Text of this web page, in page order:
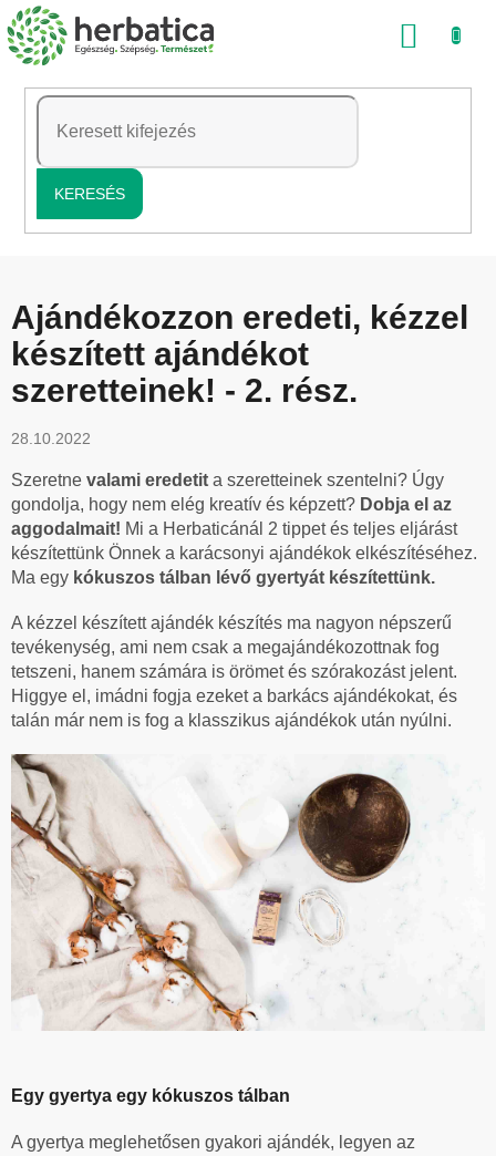
Ugrás
a
tartalomhoz
KERESÉS
Ajándékozzon eredeti, kézzel
készített ajándékot
szeretteinek! - 2. rész.
28.10.2022
Szeretne valami eredetit a szeretteinek szentelni? Úgy
gondolja, hogy nem elég kreatív és képzett? Dobja el az
aggodalmait! Mi a Herbaticánál 2 tippet és teljes eljárást
készítettünk Önnek a karácsonyi ajándékok elkészítéséhez.
Ma egy kókuszos tálban lévő gyertyát készítettünk.
A kézzel készített ajándék készítés ma nagyon népszerű
tevékenység, ami nem csak a megajándékozottnak fog
tetszeni, hanem számára is örömet és szórakozást jelent.
Higgye el, imádni fogja ezeket a barkács ajándékokat, és
talán már nem is fog a klasszikus ajándékok után nyúlni.
Egy gyertya egy kókuszos tálban
A gyertya meglehetősen gyakori ajándék, legyen az